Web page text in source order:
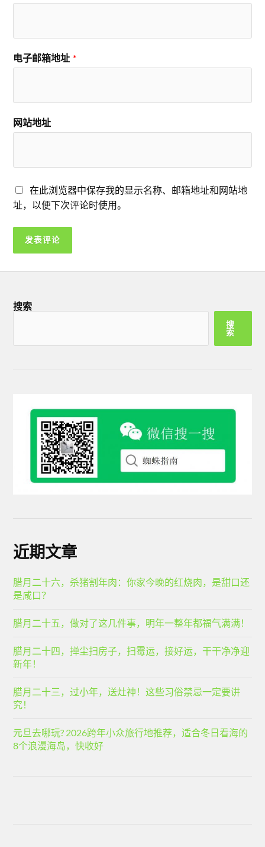
电子邮箱地址 *
网站地址
在此浏览器中保存我的显示名称、邮箱地址和网站地
址，以便下次评论时使用。
搜索
搜
索
近期文章
腊月二十六，杀猪割年肉：你家今晚的红烧肉，是甜口还
是咸口？
腊月二十五，做对了这几件事，明年一整年都福气满满！
腊月二十四，掸尘扫房子，扫霉运，接好运，干干净净迎
新年！
腊月二十三，过小年，送灶神！这些习俗禁忌一定要讲
究！
元旦去哪玩? 2026跨年小众旅行地推荐，适合冬日看海的
8个浪漫海岛，快收好